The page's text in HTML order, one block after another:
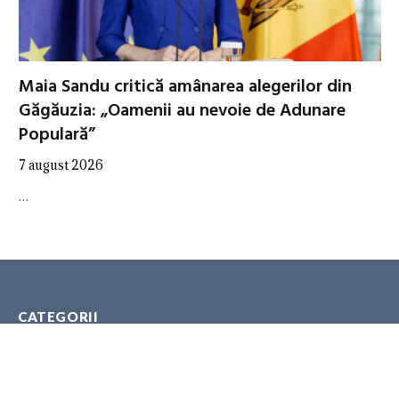
Maia Sandu critică amânarea alegerilor din
Găgăuzia: „Oamenii au nevoie de Adunare
Populară”
7 august 2026
…
CATEGORII